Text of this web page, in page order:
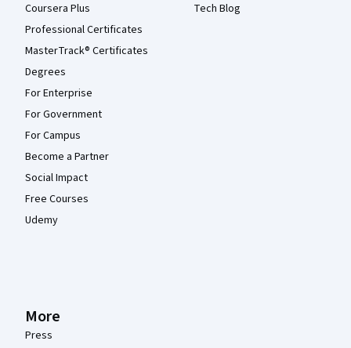
Coursera Plus
Professional Certificates
MasterTrack® Certificates
Degrees
For Enterprise
For Government
For Campus
Become a Partner
Social Impact
Free Courses
Udemy
Tech Blog
More
Press